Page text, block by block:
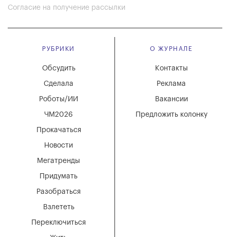
Согласие на получение рассылки
РУБРИКИ
Мегатренды
Придумать
Разобраться
Взлететь
Новости
Переключиться
Обсудить
Сделала
Роботы/ИИ
ЧМ2026
Прокачаться
О ЖУРНАЛЕ
Вакансии
Реклама
Контакты
Предложить колонку